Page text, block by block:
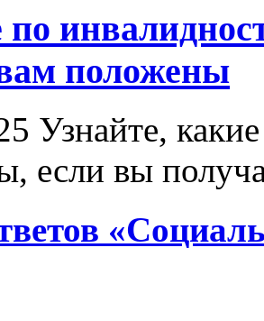
по
положены
Узнайте,
если вы